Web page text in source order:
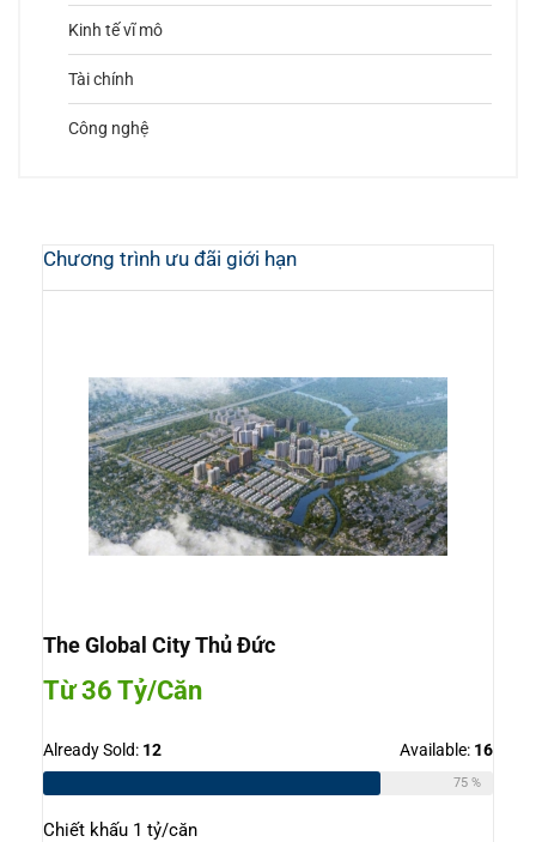
Kinh tế vĩ mô
Tài chính
Công nghệ
Chương trình ưu đãi giới hạn
The Global City Thủ Đức
Từ 36 Tỷ/Căn
Already Sold: 12 Available: 16
75 %
Chiết khấu 1 tỷ/căn